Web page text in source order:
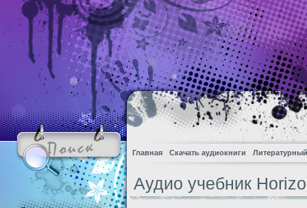
Главная Скачать аудиокниги
Аудио учебник